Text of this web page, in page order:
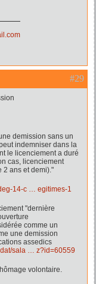
#29
demission sans un
indemniser dans la
le licenciement a duré
cas, licenciement
2 ans et demi)."
14-c … egitimes-1
"dernière
comme un
une demission
assedics
sala … z?id=60559
volontaire.